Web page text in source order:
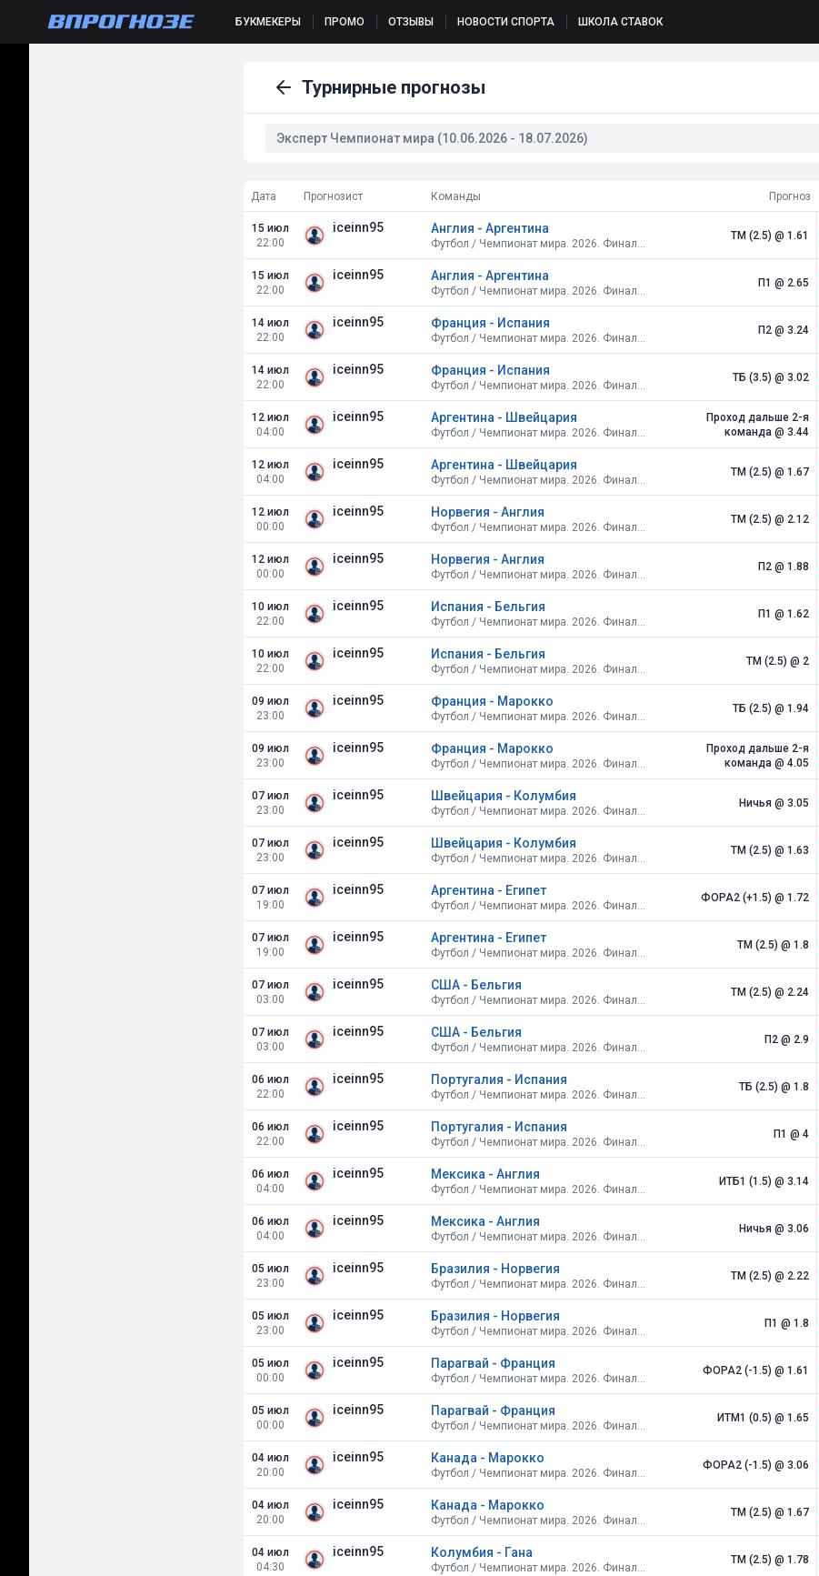
БУКМЕКЕРЫ ПРОМО ОТЗЫВЫ НОВОСТИ СПОРТА ШКОЛА СТАВОК
Турнирные прогнозы
Эксперт Чемпионат мира (10.06.2026 - 18.07.2026)
Дата Прогнозист Команды Прогноз
15 июл
22:00
iceinn95 Англия - Аргентина
Футбол / Чемпионат мира. 2026. Финальный турнир. США, Канада, Мексика. Плей-офф. 1/2 финала
ТМ (2.5) @ 1.61
15 июл
22:00
iceinn95 Англия - Аргентина
Футбол / Чемпионат мира. 2026. Финальный турнир. США, Канада, Мексика. Плей-офф. 1/2 финала
П1 @ 2.65
14 июл
22:00
iceinn95 Франция - Испания
Футбол / Чемпионат мира. 2026. Финальный турнир. США, Канада, Мексика. Плей-офф. 1/2 финала
П2 @ 3.24
14 июл
22:00
iceinn95 Франция - Испания
Футбол / Чемпионат мира. 2026. Финальный турнир. США, Канада, Мексика. Плей-офф. 1/2 финала
ТБ (3.5) @ 3.02
12 июл
04:00
iceinn95 Аргентина - Швейцария
Футбол / Чемпионат мира. 2026. Финальный турнир. США, Канада, Мексика. Плей-офф. 1/4 финала
Проход дальше 2-я
команда @ 3.44
12 июл
04:00
iceinn95 Аргентина - Швейцария
Футбол / Чемпионат мира. 2026. Финальный турнир. США, Канада, Мексика. Плей-офф. 1/4 финала
ТМ (2.5) @ 1.67
12 июл
00:00
iceinn95 Норвегия - Англия
Футбол / Чемпионат мира. 2026. Финальный турнир. США, Канада, Мексика. Плей-офф. 1/4 финала
ТМ (2.5) @ 2.12
12 июл
00:00
iceinn95 Норвегия - Англия
Футбол / Чемпионат мира. 2026. Финальный турнир. США, Канада, Мексика. Плей-офф. 1/4 финала
П2 @ 1.88
10 июл
22:00
iceinn95 Испания - Бельгия
Футбол / Чемпионат мира. 2026. Финальный турнир. США, Канада, Мексика. Плей-офф. 1/4 финала
П1 @ 1.62
10 июл
22:00
iceinn95 Испания - Бельгия
Футбол / Чемпионат мира. 2026. Финальный турнир. США, Канада, Мексика. Плей-офф. 1/4 финала
ТМ (2.5) @ 2
09 июл
23:00
iceinn95 Франция - Марокко
Футбол / Чемпионат мира. 2026. Финальный турнир. США, Канада, Мексика. Плей-офф. 1/4 финала
ТБ (2.5) @ 1.94
09 июл
23:00
iceinn95 Франция - Марокко
Футбол / Чемпионат мира. 2026. Финальный турнир. США, Канада, Мексика. Плей-офф. 1/4 финала
Проход дальше 2-я
команда @ 4.05
07 июл
23:00
iceinn95 Швейцария - Колумбия
Футбол / Чемпионат мира. 2026. Финальный турнир. США, Канада, Мексика. Плей-офф. 1/8 финала
Ничья @ 3.05
07 июл
23:00
iceinn95 Швейцария - Колумбия
Футбол / Чемпионат мира. 2026. Финальный турнир. США, Канада, Мексика. Плей-офф. 1/8 финала
ТМ (2.5) @ 1.63
07 июл
19:00
iceinn95 Аргентина - Египет
Футбол / Чемпионат мира. 2026. Финальный турнир. США, Канада, Мексика. Плей-офф. 1/8 финала
ФОРА2 (+1.5) @ 1.72
07 июл
19:00
iceinn95 Аргентина - Египет
Футбол / Чемпионат мира. 2026. Финальный турнир. США, Канада, Мексика. Плей-офф. 1/8 финала
ТМ (2.5) @ 1.8
07 июл
03:00
iceinn95 США - Бельгия
Футбол / Чемпионат мира. 2026. Финальный турнир. США, Канада, Мексика. Плей-офф. 1/8 финала
ТМ (2.5) @ 2.24
07 июл
03:00
iceinn95 США - Бельгия
Футбол / Чемпионат мира. 2026. Финальный турнир. США, Канада, Мексика. Плей-офф. 1/8 финала
П2 @ 2.9
06 июл
22:00
iceinn95 Португалия - Испания
Футбол / Чемпионат мира. 2026. Финальный турнир. США, Канада, Мексика. Плей-офф. 1/8 финала
ТБ (2.5) @ 1.8
06 июл
22:00
iceinn95 Португалия - Испания
Футбол / Чемпионат мира. 2026. Финальный турнир. США, Канада, Мексика. Плей-офф. 1/8 финала
П1 @ 4
06 июл
04:00
iceinn95 Мексика - Англия
Футбол / Чемпионат мира. 2026. Финальный турнир. США, Канада, Мексика. Плей-офф. 1/8 финала
ИТБ1 (1.5) @ 3.14
06 июл
04:00
iceinn95 Мексика - Англия
Футбол / Чемпионат мира. 2026. Финальный турнир. США, Канада, Мексика. Плей-офф. 1/8 финала
Ничья @ 3.06
05 июл
23:00
iceinn95 Бразилия - Норвегия
Футбол / Чемпионат мира. 2026. Финальный турнир. США, Канада, Мексика. Плей-офф. 1/8 финала
ТМ (2.5) @ 2.22
05 июл
23:00
iceinn95 Бразилия - Норвегия
Футбол / Чемпионат мира. 2026. Финальный турнир. США, Канада, Мексика. Плей-офф. 1/8 финала
П1 @ 1.8
05 июл
00:00
iceinn95 Парагвай - Франция
Футбол / Чемпионат мира. 2026. Финальный турнир. США, Канада, Мексика. Плей-офф. 1/8 финала
ФОРА2 (-1.5) @ 1.61
05 июл
00:00
iceinn95 Парагвай - Франция
Футбол / Чемпионат мира. 2026. Финальный турнир. США, Канада, Мексика. Плей-офф. 1/8 финала
ИТМ1 (0.5) @ 1.65
04 июл
20:00
iceinn95 Канада - Марокко
Футбол / Чемпионат мира. 2026. Финальный турнир. США, Канада, Мексика. Плей-офф. 1/8 финала
ФОРА2 (-1.5) @ 3.06
04 июл
20:00
iceinn95 Канада - Марокко
Футбол / Чемпионат мира. 2026. Финальный турнир. США, Канада, Мексика. Плей-офф. 1/8 финала
ТМ (2.5) @ 1.67
04 июл
04:30
iceinn95 Колумбия - Гана
Футбол / Чемпионат мира. 2026. Финальный турнир. США, Канада, Мексика. Плей-офф. 1/16 финала
ТМ (2.5) @ 1.78